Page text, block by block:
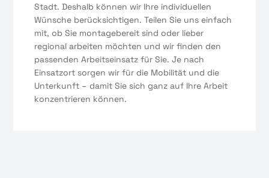
Stadt. Deshalb können wir Ihre individuellen
Wünsche berücksichtigen. Teilen Sie uns einfach
mit, ob Sie montagebereit sind oder lieber
regional arbeiten möchten und wir finden den
passenden Arbeitseinsatz für Sie. Je nach
Einsatzort sorgen wir für die Mobilität und die
Unterkunft – damit Sie sich ganz auf Ihre Arbeit
konzentrieren können.